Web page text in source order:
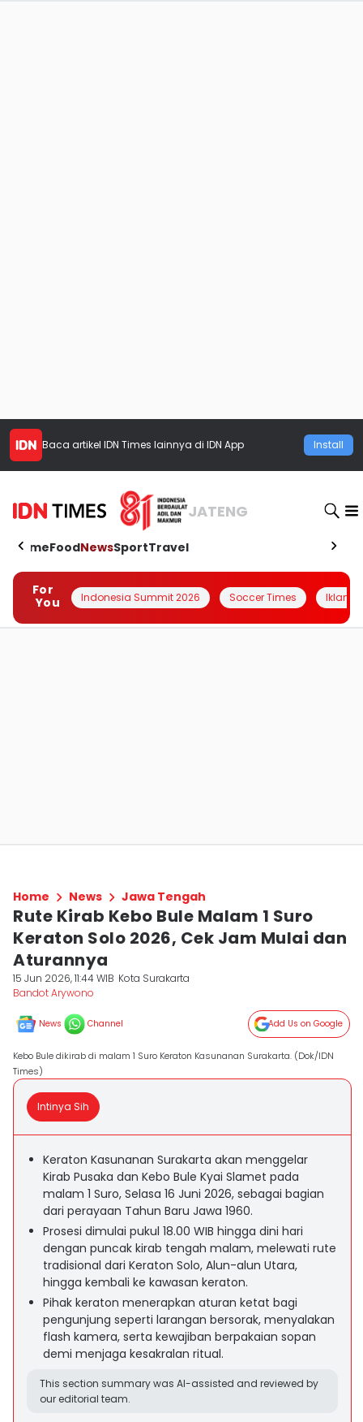
Baca artikel IDN Times lainnya di IDN App Install
JATENG
HomeFoodNewsSportTravel
For
You
Indonesia Summit 2026 Soccer Times Iklanin
Home News Jawa Tengah
Rute Kirab Kebo Bule Malam 1 Suro
Keraton Solo 2026, Cek Jam Mulai dan
Aturannya
15 Jun 2026, 11:44 WIB Kota Surakarta
Bandot Arywono
News Channel Add Us on Google
Kebo Bule dikirab di malam 1 Suro Keraton Kasunanan Surakarta. (Dok/IDN
Times)
Intinya Sih
Keraton Kasunanan Surakarta akan menggelar
Kirab Pusaka dan Kebo Bule Kyai Slamet pada
malam 1 Suro, Selasa 16 Juni 2026, sebagai bagian
dari perayaan Tahun Baru Jawa 1960.
Prosesi dimulai pukul 18.00 WIB hingga dini hari
dengan puncak kirab tengah malam, melewati rute
tradisional dari Keraton Solo, Alun-alun Utara,
hingga kembali ke kawasan keraton.
Pihak keraton menerapkan aturan ketat bagi
pengunjung seperti larangan bersorak, menyalakan
flash kamera, serta kewajiban berpakaian sopan
demi menjaga kesakralan ritual.
This section summary was AI-assisted and reviewed by
our editorial team.